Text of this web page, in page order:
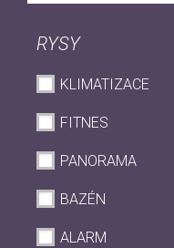
RYSY
KLIMATIZACE
FITNES
PANORAMA
BAZÉN
ALARM